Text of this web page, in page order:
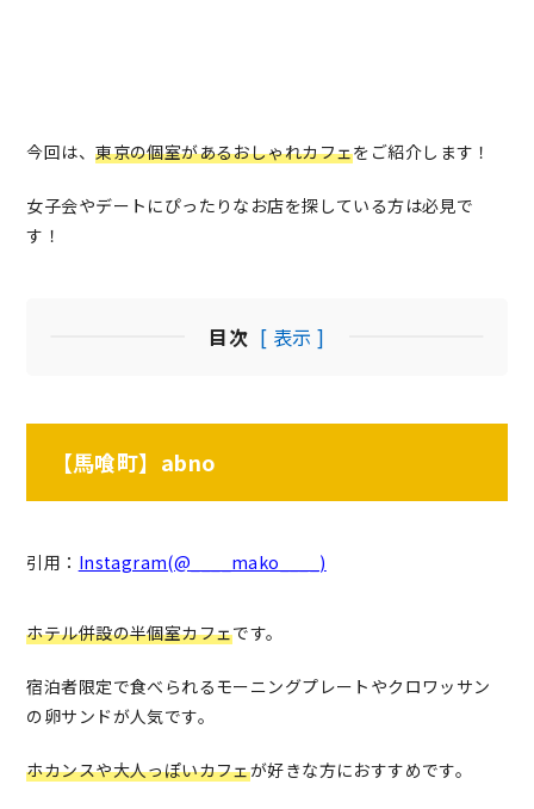
今回は、東京の個室があるおしゃれカフェをご紹介します！
女子会やデートにぴったりなお店を探している方は必見で
す！
目次 [ 表示 ]
【馬喰町】abno
引用： Instagram(@____mako____)
ホテル併設の半個室カフェです。
宿泊者限定で食べられるモーニングプレートやクロワッサン
の卵サンドが人気です。
ホカンスや大人っぽいカフェが好きな方におすすめです。